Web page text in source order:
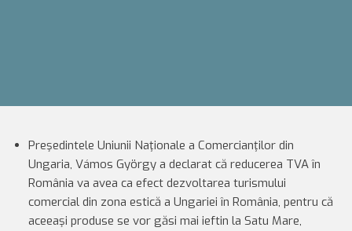
Preşedintele Uniunii Naţionale a Comercianţilor din
Ungaria, Vámos György a declarat că reducerea TVA în
România va avea ca efect dezvoltarea turismului
comercial din zona estică a Ungariei în România, pentru că
aceeaşi produse se vor găsi mai ieftin la Satu Mare,